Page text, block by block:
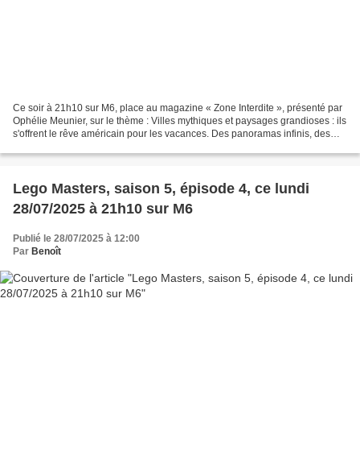
Ce soir à 21h10 sur M6, place au magazine « Zone Interdite », présenté par
Ophélie Meunier, sur le thème : Villes mythiques et paysages grandioses : ils
s'offrent le rêve américain pour les vacances. Des panoramas infinis, des
Lego Masters, saison 5, épisode 4, ce lundi
28/07/2025 à 21h10 sur M6
Publié le 28/07/2025 à 12:00
Par Benoît